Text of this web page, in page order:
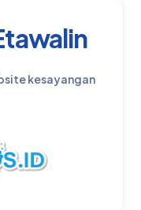
kesayangan